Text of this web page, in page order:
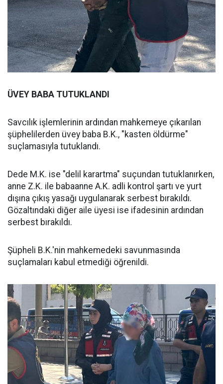
ÜVEY BABA TUTUKLANDI
Savcılık işlemlerinin ardından mahkemeye çıkarılan
şüphelilerden üvey baba B.K., "kasten öldürme"
suçlamasıyla tutuklandı.
Dede M.K. ise "delil karartma" suçundan tutuklanırken,
anne Z.K. ile babaanne A.K. adli kontrol şartı ve yurt
dışına çıkış yasağı uygulanarak serbest bırakıldı.
Gözaltındaki diğer aile üyesi ise ifadesinin ardından
serbest bırakıldı.
Şüpheli B.K.'nin mahkemedeki savunmasında
suçlamaları kabul etmediği öğrenildi.